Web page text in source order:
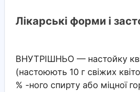
Лікарські форми і
ВНУТРІШНЬО — настойку
(настоюють 10 г свіжих
% -ного спирту або міцної